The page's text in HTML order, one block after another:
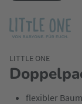
LITTLE ONE
flexibler